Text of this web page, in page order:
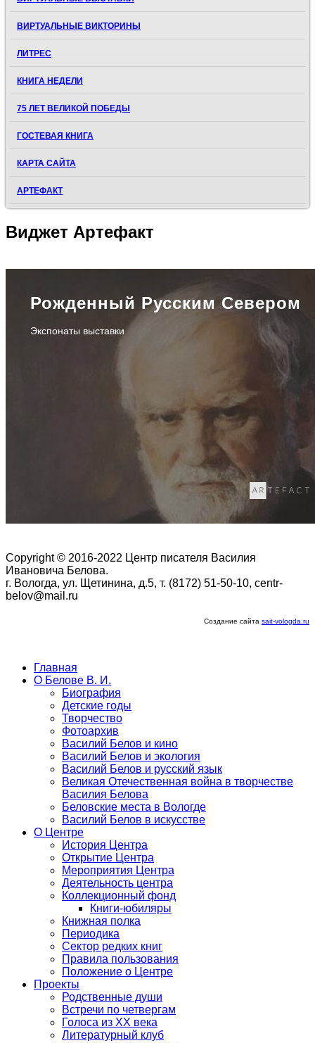
ВИРТУАЛЬНЫЕ ВИКТОРИНЫ
ЛИТРЕС
КНИГА НЕДЕЛИ
75 ЛЕТ ВЕЛИКОЙ ПОБЕДЫ
ГОСТЕВАЯ КНИГА
КАРТА САЙТА
АРТЕФАКТ
Виджет Артефакт
Рожденный Русским Севером
Экспонаты выставки
Copyright © 2016-2022 Центр писателя Василия
Ивановича Белова.
г. Вологда, ул. Щетинина, д.5, т. (8172) 51-50-10, centr-
belov@mail.ru
Создание сайта sait-vologda.ru
Главная
О Белове В. И.
Биография
Детские годы
Творчество
Фотоархив
Василий Белов и кино
Василий Белов и экология
Василий Белов и русский язык
Великая Отечественная война в творчестве
Василия Белова
Беловские места в Вологде
Василий Белов в искусстве
О Центре
История Центра
Открытие Центра
Мероприятия Центра
Деятельность центра
Коллекционный фонд
Книги-юбиляры
Книжная полка
Периодика
Сектор редких книг
Правила пользования
Положение о Центре
Проекты
Родственные души
Встречи по четвергам
Голоса из ХХ века
Литературный клуб